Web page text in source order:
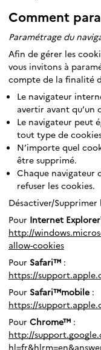
Comment
Paramétrage du
Afin de gérer les
vous invitons à
compte de la finalité
Le navigateur
avertir avant qu’un
Le navigateur peut
tout type de
N’importe quel
être supprimé.
Chaque
refuser les cookies.
Désactiver/
Pour Internet
http://
allow-cookies
Pour Safari™ :
https://
Pour Safari™mobile :
https://
Pour Chrome™ :
http://